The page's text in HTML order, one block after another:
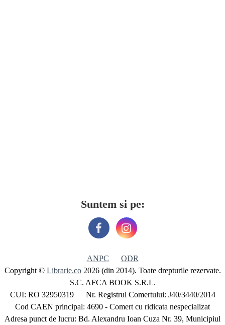
Suntem si pe:
ANPC
ODR
Copyright © Librarie.co 2026 (din 2014). Toate drepturile rezervate.
S.C. AFCA BOOK S.R.L.
CUI: RO 32950319 Nr. Registrul Comertului: J40/3440/2014
Cod CAEN principal: 4690 - Comert cu ridicata nespecializat
Adresa punct de lucru: Bd. Alexandru Ioan Cuza Nr. 39, Municipiul